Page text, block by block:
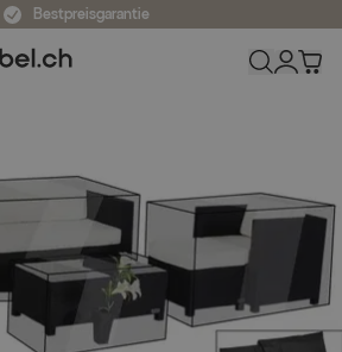
Bestpreisgarantie